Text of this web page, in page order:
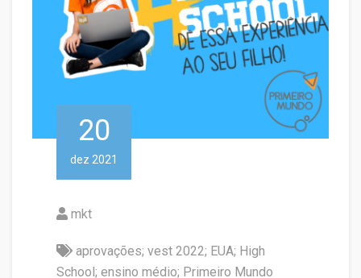
20
dez 2021
mkt
aprovações; vest 2022; EUA; High
School; ensino médio; Primeiro Mundo